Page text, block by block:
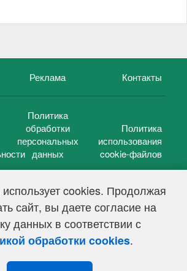
cookies. Продолжая
сайт, вы даете согласие на
данных в соответствии с
обработки cookies.
Реклама Контакты
Политика
обработки
персональных
данных
Политика
использования
cookie-файлов
2005 — 2026 г.
СМИ Эл № ФС 77-39848, выдано
по надзору в сфере связи,
и массовых коммуникаций